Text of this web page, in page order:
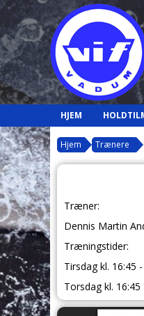
HJEM
Hjem Trænere
Træner:
Dennis Martin
Træningstider:
Tirsdag kl. 16:45
Torsdag kl. 16:45